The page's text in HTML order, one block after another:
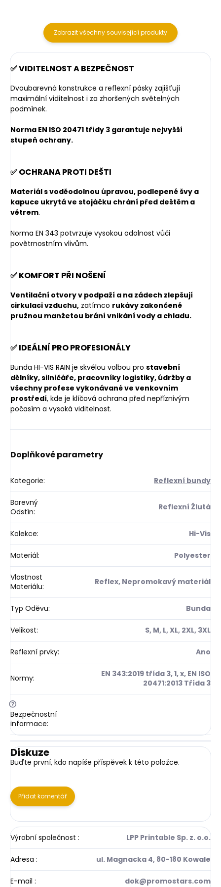
Zobrazit všechny související produkty
✅ VIDITELNOST A BEZPEČNOST
Dvoubarevná konstrukce a reflexní pásky zajišťují
maximální viditelnost i za zhoršených světelných
podmínek.
Norma EN ISO 20471 třídy 3 garantuje nejvyšší
stupeň ochrany.
✅ OCHRANA PROTI DEŠTI
Materiál s voděodolnou úpravou, podlepené švy a
kapuce ukrytá ve stojáčku chrání před deštěm a
větrem.
Norma EN 343 potvrzuje vysokou odolnost vůči
povětrnostním vlivům.
✅ KOMFORT PŘI NOŠENÍ
Ventilační otvory v podpaží a na zádech zlepšují
cirkulaci vzduchu, zatímco rukávy zakončené
pružnou manžetou brání vnikání vody a chladu.
✅ IDEÁLNÍ PRO PROFESIONÁLY
Bunda HI-VIS RAIN je skvělou volbou pro stavební
dělníky, silničáře, pracovníky logistiky, údržby a
všechny profese vykonávané ve venkovním
prostředí, kde je klíčová ochrana před nepříznivým
počasím a vysoká viditelnost.
Doplňkové parametry
Kategorie: Reflexní bundy
Barevný
Odstín: Reflexní Žlutá
Kolekce: Hi-Vis
Materiál: Polyester
Vlastnost
Materiálu: Reflex, Nepromokavý materiál
Typ Oděvu: Bunda
Velikost: S, M, L, XL, 2XL, 3XL
Reflexní prvky: Ano
Normy:
EN 343:2019 třída 3, 1, x, EN ISO
20471:2013 Třída 3
?
Bezpečnostní
informace:
Diskuze
Buďte první, kdo napíše příspěvek k této položce.
Přidat komentář
Výrobní společnost : LPP Printable Sp. z. o.o.
Adresa : ul. Magnacka 4, 80-180 Kowale
E-mail : dok@promostars.com